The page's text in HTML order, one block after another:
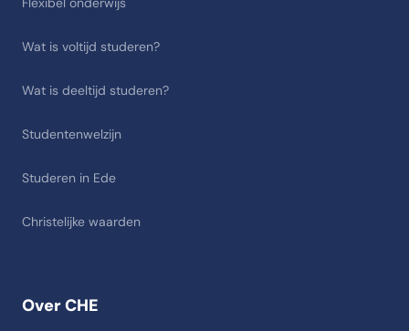
Over CHE
Wat is voltijd studeren?
Wat is deeltijd studeren?
Studentenwelzijn
Studeren in Ede
Christelijke waarden